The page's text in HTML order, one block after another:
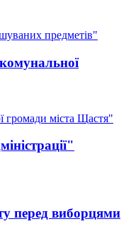
предметів"
громади міста Щастя"
перед виборцями